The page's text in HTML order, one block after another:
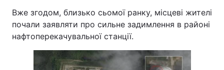
Вже згодом, близько сьомої ранку, місцеві жителі
почали заявляти про сильне задимлення в районі
нафтоперекачувальної станції.